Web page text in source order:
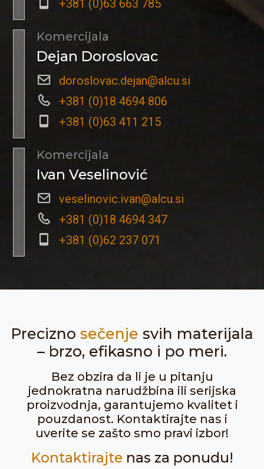
+381 (0)63 663 785
Komercijala
Dejan Doroslovac
doroslovac.dejan@alcu.si
+381 (0)18 4694 806
+381 (0)63 411 215
Komercijala
Ivan Veselinović
veselinovic.ivan@alcu.si
+381 (0)18 4694 347
+381 (0)62 237 071
Precizno sečenje svih materijala
– brzo, efikasno i po meri.
Bez obzira da li je u pitanju
jednokratna narudžbina ili serijska
proizvodnja, garantujemo kvalitet i
pouzdanost. Kontaktirajte nas i
uverite se zašto smo pravi izbor!
Kontaktirajtenas za ponudu!